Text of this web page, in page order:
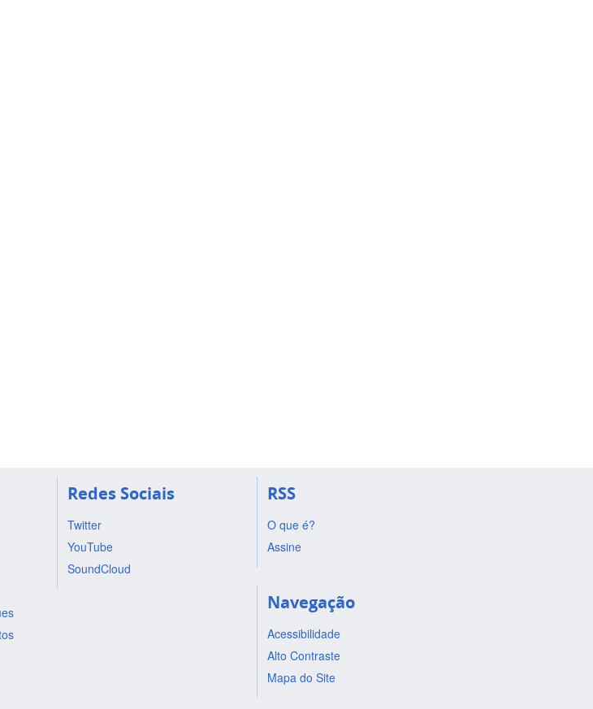
Redes Sociais
Twitter
YouTube
SoundCloud
RSS
O que é?
Assine
Navegação
Acessibilidade
Alto Contraste
Mapa do Site